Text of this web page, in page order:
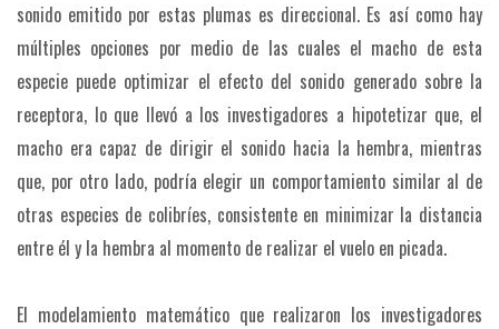
sonido emitido por estas plumas es direccional. Es así como hay
múltiples opciones por medio de las cuales el macho de esta
especie puede optimizar el efecto del sonido generado sobre la
receptora, lo que llevó a los investigadores a hipotetizar que, el
macho era capaz de dirigir el sonido hacia la hembra, mientras
que, por otro lado, podría elegir un comportamiento similar al de
otras especies de colibríes, consistente en minimizar la distancia
entre él y la hembra al momento de realizar el vuelo en picada.
El modelamiento matemático que realizaron los investigadores